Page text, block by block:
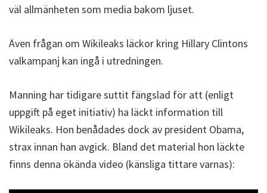
väl allmänheten som media bakom ljuset.
Även frågan om Wikileaks läckor kring Hillary Clintons
valkampanj kan ingå i utredningen.
Manning har tidigare suttit fängslad för att (enligt
uppgift på eget initiativ) ha läckt information till
Wikileaks. Hon benådades dock av president Obama,
strax innan han avgick. Bland det material hon läckte
finns denna ökända video (känsliga tittare varnas):